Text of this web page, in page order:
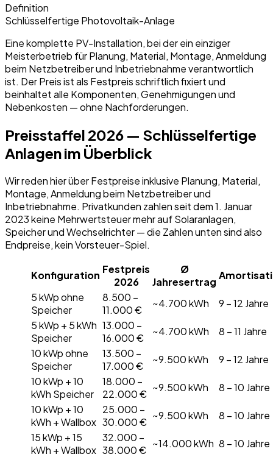
Definition
Schlüsselfertige Photovoltaik-Anlage
Eine komplette PV-Installation, bei der ein einziger
Meisterbetrieb für Planung, Material, Montage, Anmeldung
beim Netzbetreiber und Inbetriebnahme verantwortlich
ist. Der Preis ist als Festpreis schriftlich fixiert und
beinhaltet alle Komponenten, Genehmigungen und
Nebenkosten — ohne Nachforderungen.
Preisstaffel 2026 — Schlüsselfertige
Anlagen im Überblick
Wir reden hier über Festpreise inklusive Planung, Material,
Montage, Anmeldung beim Netzbetreiber und
Inbetriebnahme. Privatkunden zahlen seit dem 1. Januar
2023 keine Mehrwertsteuer mehr auf Solaranlagen,
Speicher und Wechselrichter — die Zahlen unten sind also
Endpreise, kein Vorsteuer-Spiel.
Konfiguration Festpreis
2026
Ø
Jahresertrag
5 kWp ohne
Speicher
8.500 –
11.000 €
~4.700 kWh
9 – 12 Jahre
5 kWp + 5 kWh
Speicher
13.000 –
16.000 €
~4.700 kWh
8 – 11 Jahre
10 kWp ohne
Speicher
13.500 –
17.000 €
~9.500 kWh
9 – 12 Jahre
10 kWp + 10
kWh Speicher
18.000 –
22.000 €
~9.500 kWh
8 – 10 Jahre
10 kWp + 10
kWh + Wallbox
25.000 –
30.000 €
~9.500 kWh
8 – 10 Jahre
15 kWp + 15
kWh + Wallbox
32.000 –
38.000 €
~14.000 kWh 8 – 10 Jahre